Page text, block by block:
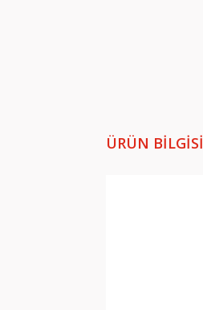
ÜRÜN BILGISI